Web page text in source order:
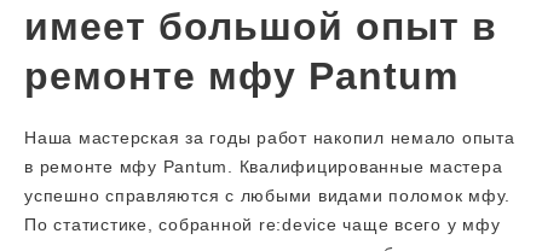
имеет большой опыт в
ремонте мфу Pantum
Наша мастерская за годы работ накопил немало опыта
в ремонте мфу Pantum. Квалифицированные мастера
успешно справляются с любыми видами поломок мфу.
По статистике, собранной re:device чаще всего у мфу